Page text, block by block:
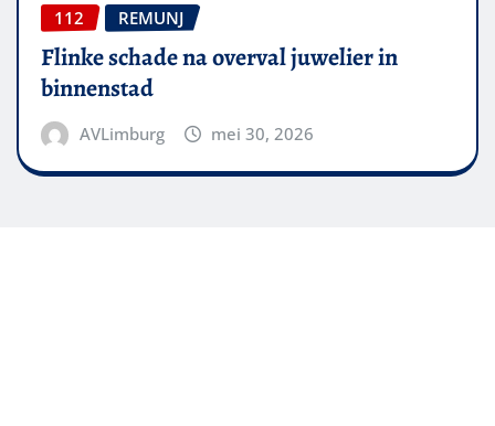
112 REMUNJ
Flinke schade na overval juwelier in
binnenstad
AVLimburg mei 30, 2026